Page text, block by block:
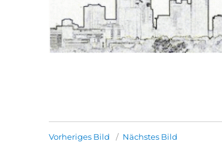
Vorheriges Bild Nächstes Bild